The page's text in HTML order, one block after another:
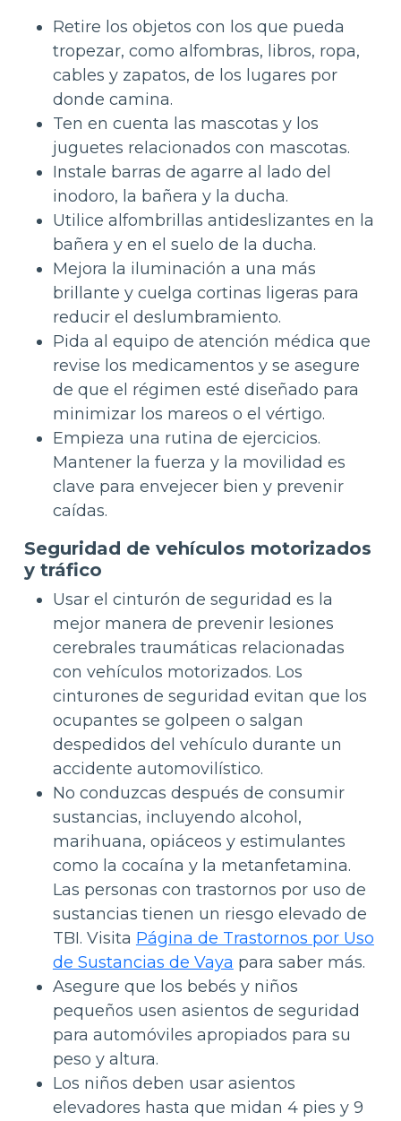
Retire los objetos con los que pueda
tropezar, como alfombras, libros, ropa,
cables y zapatos, de los lugares por
donde camina.
Ten en cuenta las mascotas y los
juguetes relacionados con mascotas.
Instale barras de agarre al lado del
inodoro, la bañera y la ducha.
Utilice alfombrillas antideslizantes en la
bañera y en el suelo de la ducha.
Mejora la iluminación a una más
brillante y cuelga cortinas ligeras para
reducir el deslumbramiento.
Pida al equipo de atención médica que
revise los medicamentos y se asegure
de que el régimen esté diseñado para
minimizar los mareos o el vértigo.
Empieza una rutina de ejercicios.
Mantener la fuerza y la movilidad es
clave para envejecer bien y prevenir
caídas.
Seguridad de vehículos motorizados
y tráfico
Usar el cinturón de seguridad es la
mejor manera de prevenir lesiones
cerebrales traumáticas relacionadas
con vehículos motorizados. Los
cinturones de seguridad evitan que los
ocupantes se golpeen o salgan
despedidos del vehículo durante un
accidente automovilístico.
No conduzcas después de consumir
sustancias, incluyendo alcohol,
marihuana, opiáceos y estimulantes
como la cocaína y la metanfetamina.
Las personas con trastornos por uso de
sustancias tienen un riesgo elevado de
TBI. Visita Página de Trastornos por Uso
de Sustancias de Vaya para saber más.
Asegure que los bebés y niños
pequeños usen asientos de seguridad
para automóviles apropiados para su
peso y altura.
Los niños deben usar asientos
elevadores hasta que midan 4 pies y 9